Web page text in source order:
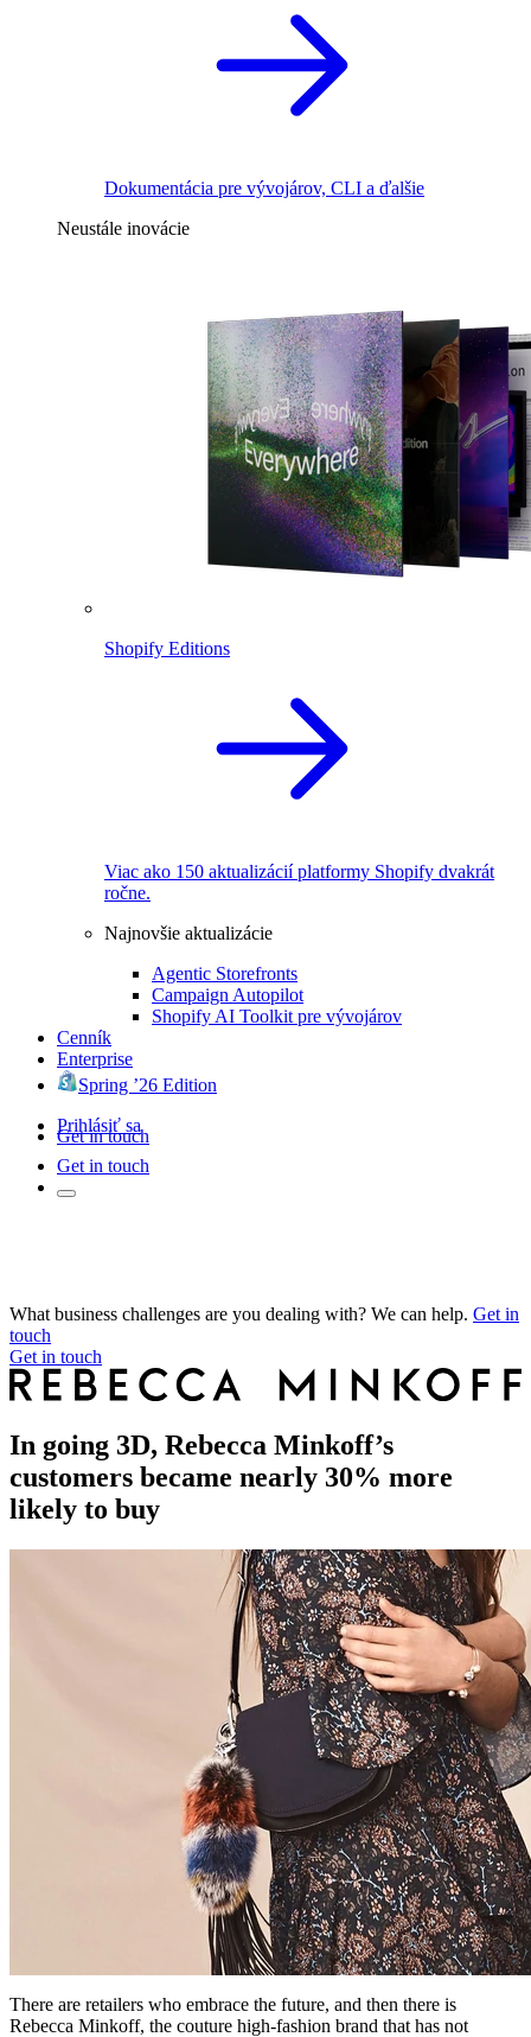
Dokumentácia pre vývojárov, CLI a ďalšie
Neustále inovácie
Shopify Editions
Viac ako 150 aktualizácií platformy Shopify dvakrát
ročne.
Najnovšie aktualizácie
Agentic Storefronts
Campaign Autopilot
Shopify AI Toolkit pre vývojárov
Cenník
Enterprise
Spring ’26 Edition
Prihlásiť sa
Get in touch
Get in touch
What business challenges are you dealing with? We can help. Get in
touch
Get in touch
In going 3D, Rebecca Minkoff’s
customers became nearly 30% more
likely to buy
There are retailers who embrace the future, and then there is
Rebecca Minkoff, the couture high-fashion brand that has not